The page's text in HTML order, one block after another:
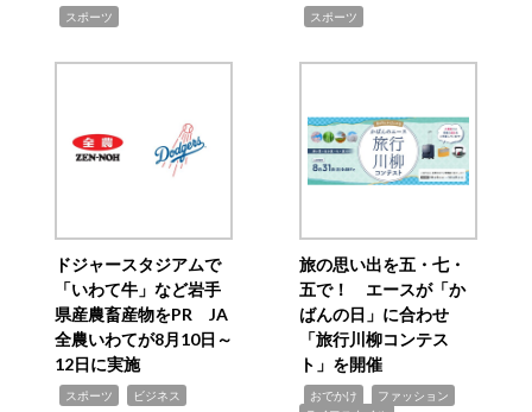
スポーツ スポーツ
ドジャースタジアムで
「いわて牛」など岩手
県産農畜産物をPR JA
全農いわてが8月10日～
12日に実施
スポーツ ビジネス
旅の思い出を五・七・
五で！ エースが「か
ばんの日」に合わせ
「旅行川柳コンテス
ト」を開催
おでかけ ファッション